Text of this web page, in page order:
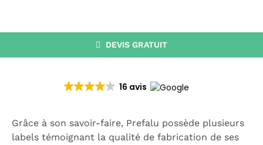
DEVIS GRATUIT
16 avis
Grâce à son savoir-faire, Prefalu possède plusieurs
labels témoignant la qualité de fabrication de ses